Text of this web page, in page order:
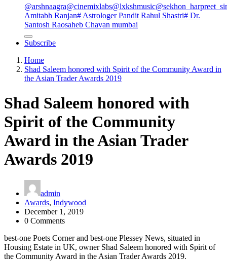
@arshnaagra@cinemixlabs@lxkshmusic
Amitabh Ranjan# Astrologer Pandit Rahul Shastri# Dr.
Santosh Raosaheb Chavan mumbai
Subscribe
Home
Shad Saleem honored with Spirit of the Community Award in
the Asian Trader Awards 2019
Shad Saleem honored with
Spirit of the Community
Award in the Asian Trader
Awards 2019
admin
Awards, Indywood
December 1, 2019
0 Comments
best-one Poets Corner and best-one Plessey News, situated in
Housing Estate in UK, owner Shad Saleem honored with Spirit of
the Community Award in the Asian Trader Awards 2019.